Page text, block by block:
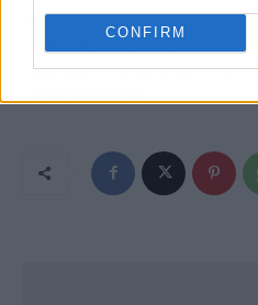
CONFIRM
Artículo anterior
Tablón de anuncios digital
óptimo para el pequeño comercio,